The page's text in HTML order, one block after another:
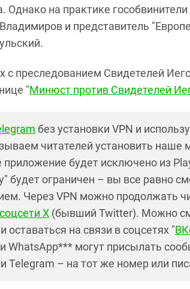
на практике гособвинители
и представитель
преследованием Свидетелей
"Минюст против Свидетелей
без установки VPN и
читателей установить наше
приложение будет исключено из
будет ограничен – вы все равно
Через VPN можно продолжать
соцсети X (бывший Twitter). Можно
и оставаться на связи в соцсетях "
WhatsApp*** могут присылать
Telegram – на тот же номер или